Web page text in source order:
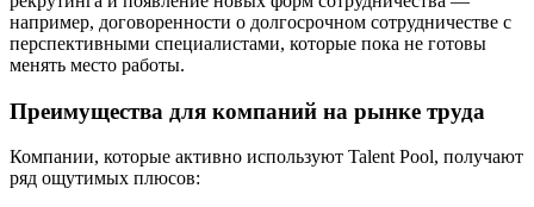
например, договоренности о долгосрочном сотрудничестве с
перспективными специалистами, которые пока не готовы
менять место работы.
Преимущества для компаний на рынке труда
Компании, которые активно используют Talent Pool, получают
ряд ощутимых плюсов: